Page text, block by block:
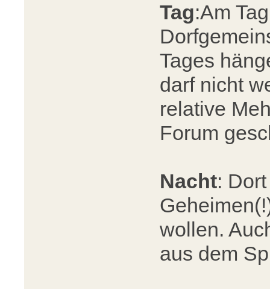
Tag:Am
Tages
darf nicht
relative
Forum
Nacht:
wollen.
aus dem